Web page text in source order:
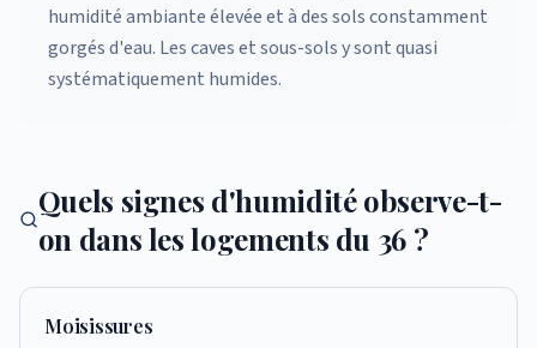
humidité ambiante élevée et à des sols constamment
gorgés d'eau. Les caves et sous-sols y sont quasi
systématiquement humides.
Quels signes d'humidité observe-t-
on dans les logements du 36 ?
Moisissures